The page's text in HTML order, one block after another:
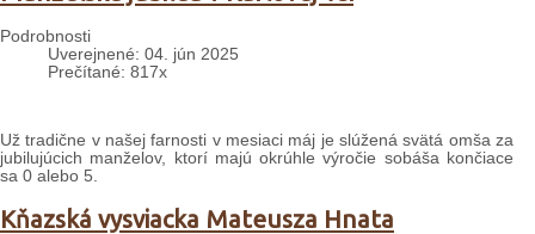
Podrobnosti
Uverejnené: 04. jún 2025
Prečítané: 817x
Už tradične v našej farnosti v mesiaci máj je slúžená svätá omša za
jubilujúcich manželov, ktorí majú okrúhle výročie sobáša končiace
sa 0 alebo 5.
Kňazská vysviacka Mateusza Hnata